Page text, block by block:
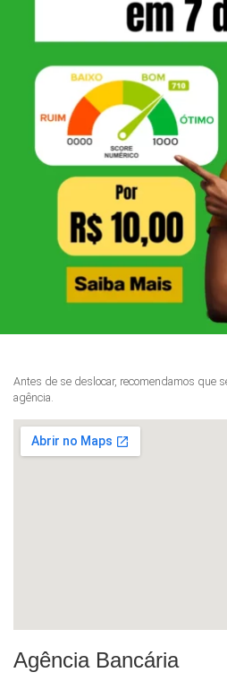
Antes de se deslocar, recomendamos que
agência.
Agência Bancária